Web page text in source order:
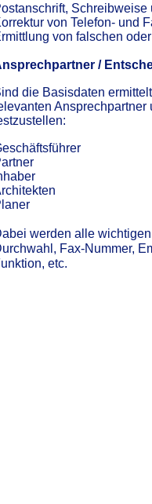
Schreibweise
von Telefon- und
von falschen oder
/
die Basisdaten
werden alle
Fax-Nummer,
etc.